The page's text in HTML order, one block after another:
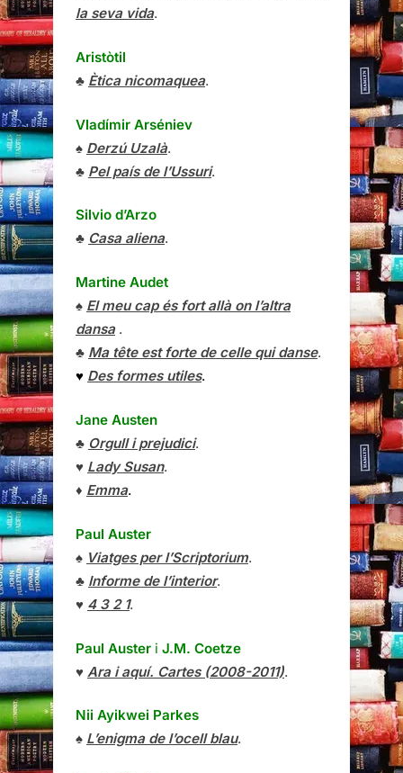
la seva vida.
Aristòtil
♣ Ètica nicomaquea.
Vladímir Arséniev
♠ Derzú Uzalà.
♣ Pel país de l’Ussuri.
Silvio d’Arzo
♣ Casa aliena.
Martine Audet
♠ El meu cap és fort allà on l’altra
dansa.
♣ Ma tête est forte de celle qui danse.
♥ Des formes utiles.
Jane Austen
♣ Orgull i prejudici.
♥ Lady Susan.
♦ Emma.
Paul Auster
♠ Viatges per l’Scriptorium.
♣ Informe de l’interior.
♥ 4 3 2 1.
Paul Auster i J.M. Coetze
♥ Ara i aquí. Cartes (2008-2011).
Nii Ayikwei Parkes
♠ L’enigma de l’ocell blau.